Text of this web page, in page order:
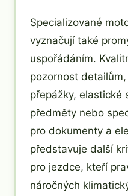
Specializované
vyznačují také
uspořádáním.
pozornost
přepážky, elastické
předměty nebo
pro dokumenty a
představuje další
pro jezdce, kteří
náročných